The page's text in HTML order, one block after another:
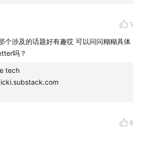
5
个涉及的话题好有趣哎 可以问问糊糊具体
吗？
tech
8